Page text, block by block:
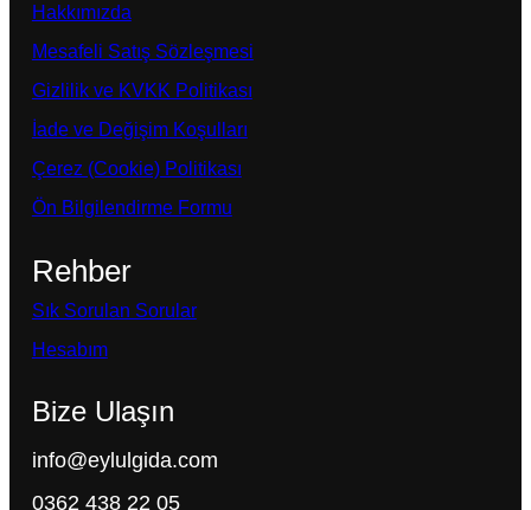
Hakkımızda
Mesafeli Satış Sözleşmesi
Gizlilik ve KVKK Politikası
İade ve Değişim Koşulları
Çerez (Cookie) Politikası
Ön Bilgilendirme Formu
Rehber
Sık Sorulan Sorular
Hesabım
Bize Ulaşın
info@eylulgida.com
0362 438 22 05